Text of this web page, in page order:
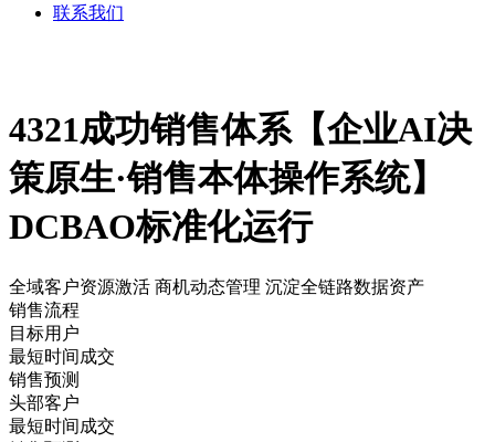
联系我们
4321成功销售体系【企业AI决
策原生·销售本体操作系统】
DCBAO标准化运行
全域客户资源激活 商机动态管理 沉淀全链路数据资产
销售流程
目标用户
最短时间成交
销售预测
头部客户
最短时间成交